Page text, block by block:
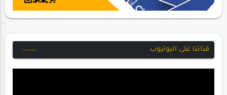
قناتنا على اليوتيوب